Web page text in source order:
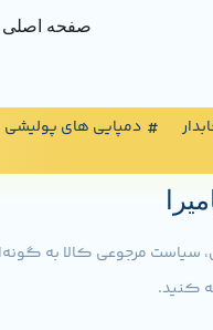
صفحه اصلی
دمپایی های پولیشی
سیاست مرجوعی کالا به
کنید.